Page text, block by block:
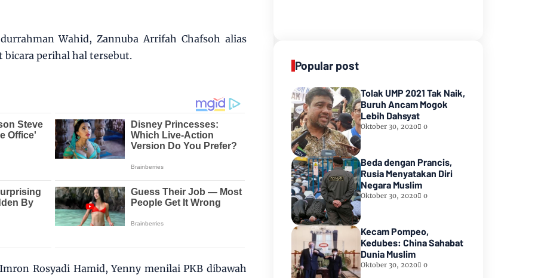
Wahid, Zannuba Arrifah Chafsoh alias
bicara perihal hal tersebut.
Rosyadi Hamid, Yenny menilai PKB dibawah
Popular post
Tolak UMP 2021 Tak Naik,
Buruh Ancam Mogok
Lebih Dahsyat
Oktober 30, 2020 0
Beda dengan Prancis,
Rusia Menyatakan Diri
Negara Muslim
Oktober 30, 2020 0
Kecam Pompeo,
Kedubes: China Sahabat
Dunia Muslim
Oktober 30, 2020 0